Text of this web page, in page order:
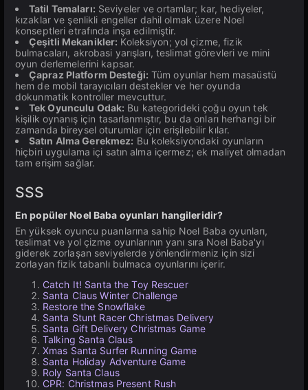
Tatil Temaları: Seviyeler ve ortamlar; kar, hediyeler,
kızaklar ve şenlikli engeller dahil olmak üzere Noel
konseptleri etrafında inşa edilmiştir.
Çeşitli Mekanikler: Koleksiyon; yol çizme, fizik
bulmacaları, akrobasi yarışları, teslimat görevleri ve mini
oyun derlemelerini kapsar.
Çapraz Platform Desteği: Tüm oyunlar hem masaüstü
hem de mobil tarayıcıları destekler ve her oyunda
dokunmatik kontroller mevcuttur.
Tek Oyunculu Odak: Bu kategorideki çoğu oyun tek
kişilik oynanış için tasarlanmıştır, bu da onları herhangi bir
zamanda bireysel oturumlar için erişilebilir kılar.
Satın Alma Gerekmez: Bu koleksiyondaki oyunların
hiçbiri uygulama içi satın alma içermez; ek maliyet olmadan
tam erişim sağlar.
SSS
En popüler Noel Baba oyunları hangileridir?
En yüksek oyuncu puanlarına sahip Noel Baba oyunları,
teslimat ve yol çizme oyunlarının yanı sıra Noel Baba'yı
giderek zorlaşan seviyelerde yönlendirmeniz için sizi
zorlayan fizik tabanlı bulmaca oyunlarını içerir.
Catch It! Santa the Toy Rescuer
Santa Claus Winter Challenge
Restore the Snowflake
Santa Stunt Racer Christmas Delivery
Santa Gift Delivery Christmas Game
Talking Santa Claus
Xmas Santa Surfer Running Game
Santa Holiday Adventure Game
Roly Santa Claus
CPR: Christmas Present Rush